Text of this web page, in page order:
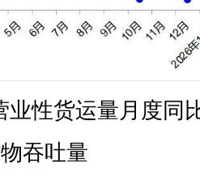
业性货运量月度同
吞吐量